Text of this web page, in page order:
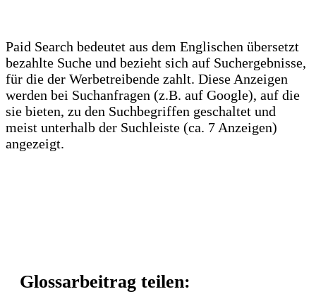
Paid Search bedeutet aus dem Englischen übersetzt
bezahlte Suche und bezieht sich auf Suchergebnisse,
für die der Werbetreibende zahlt. Diese Anzeigen
werden bei Suchanfragen (z.B. auf Google), auf die
sie bieten, zu den Suchbegriffen geschaltet und
meist unterhalb der Suchleiste (ca. 7 Anzeigen)
angezeigt.
Glossarbeitrag teilen: